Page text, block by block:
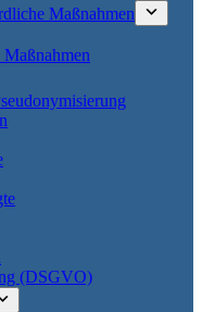
Maßnahmen
(DSGVO)